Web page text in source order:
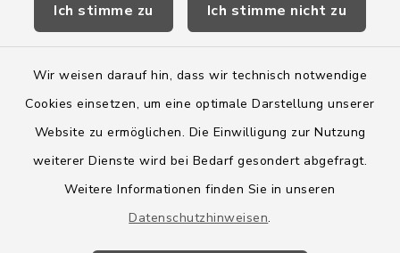
Ich stimme zu Ich stimme nicht zu
Wir weisen darauf hin, dass wir technisch notwendige
Cookies einsetzen, um eine optimale Darstellung unserer
Website zu ermöglichen. Die Einwilligung zur Nutzung
weiterer Dienste wird bei Bedarf gesondert abgefragt.
Weitere Informationen finden Sie in unseren
Datenschutzhinweisen.
Wege-Zweckverband
Barrierefreiheit